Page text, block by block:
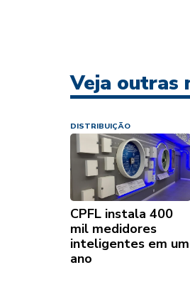
Veja outras
DISTRIBUIÇÃO
CPFL instala 400
mil medidores
inteligentes em um
ano